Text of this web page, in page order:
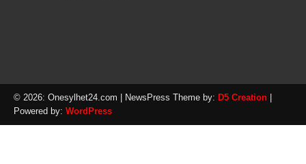
© 2026: Onesylhet24.com | NewsPress Theme by: D5 Creation
Powered by: WordPress